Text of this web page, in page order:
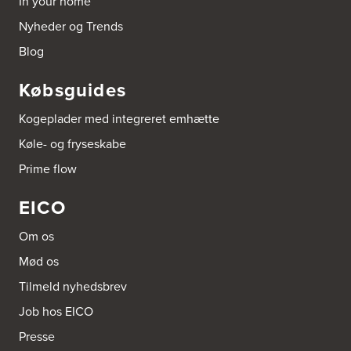
Norgesvej 24C
Tel.:73702533
http://www.aubo.dk
Aubo Køkken & Bad Helsingør
3000 Helsingør
Aubo Køkken & Bad Horsens
Løvenørnsgade 12
8700 Horsens
Tel.: 21695061
http://www.aubo.dk
Aubo Køkken & Bad Kalundborg
Nyheder og Trends
Blog
Købsguides
Kogeplader med integreret emhætte
Køle- og fryseskabe
Prime flow
EICO
Om os
Mød os
Tilmeld nyhedsbrev
Job hos EICO
Presse